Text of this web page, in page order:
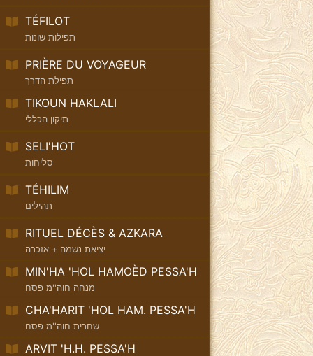
TÉFILOT
תפילות שונות
PRIÈRE DU VOYAGEUR
תפילת הדרך
TIKOUN HAKLALI
תיקון הכללי
SELI'HOT
סליחות
TÉHILIM
תהילים
RITUEL DÉCÈS & AZKARA
יציאת נשמה + אזכרה
MIN'HA 'HOL HAMOÈD PESSA'H
מנחה חוה''מ פסח
CHA'HARIT 'HOL HAM. PESSA'H
שחרית חוה''מ פסח
ARVIT 'H.H. PESSA'H